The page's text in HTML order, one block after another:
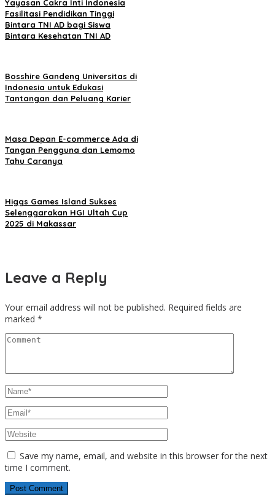
Yayasan Cakra Inti Indonesia
Fasilitasi Pendidikan Tinggi
Bintara TNI AD bagi Siswa
Bintara Kesehatan TNI AD
Bosshire Gandeng Universitas di
Indonesia untuk Edukasi
Tantangan dan Peluang Karier
Masa Depan E-commerce Ada di
Tangan Pengguna dan Lemomo
Tahu Caranya
Higgs Games Island Sukses
Selenggarakan HGI Ultah Cup
2025 di Makassar
Leave a Reply
Your email address will not be published. Required fields are
marked *
Save my name, email, and website in this browser for the next
time I comment.